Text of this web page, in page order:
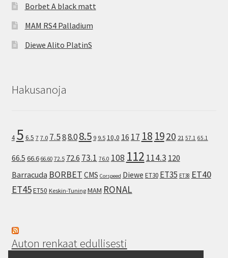
Borbet A black matt
MAM RS4 Palladium
Diewe Alito PlatinS
Hakusanoja
4 5 6.5 7 7.0 7.588.08.5 9 9.5 10,0 16 17 18 1920 21 57.1 65.1
66.5 66.6 66.60 72.5 72.6 73.1 76.0 108 112 114.3 120
Barracuda BORBET CMS Corspeed Diewe ET30 ET35 ET38 ET40
ET45ET50 Keskin-Tuning MAM RONAL
Auton renkaat edullisesti